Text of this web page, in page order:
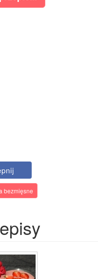
bezmięsne